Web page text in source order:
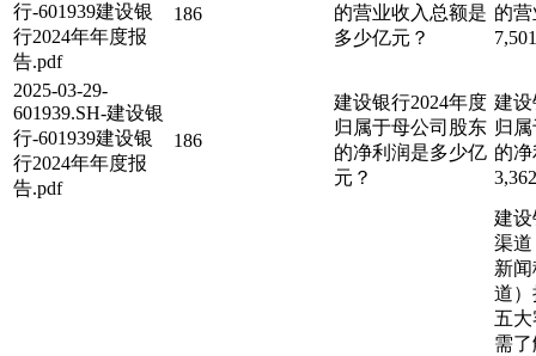
行-601939建设银
行2024年年度报
告.pdf
186
的营业收入总额是
多少亿元？
的
2025-03-29-
601939.SH-建设银
行-601939建设银
行2024年年度报
告.pdf
186
建设银行2024年度
归属于母公司股东
的净利润是多少亿
元？
建设
归
的
建
渠
新
道）
五
需